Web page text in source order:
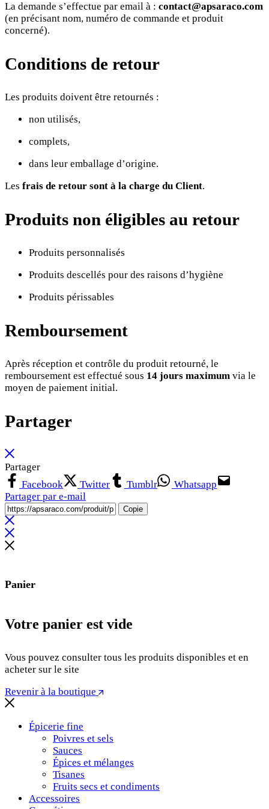
La demande s’effectue par email à : contact@apsaraco.com
(en précisant nom, numéro de commande et produit
concerné).
Conditions de retour
Les produits doivent être retournés :
non utilisés,
complets,
dans leur emballage d’origine.
Les frais de retour sont à la charge du Client.
Produits non éligibles au retour
Produits personnalisés
Produits descellés pour des raisons d’hygiène
Produits périssables
Remboursement
Après réception et contrôle du produit retourné, le
remboursement est effectué sous 14 jours maximum via le
moyen de paiement initial.
Partager
Partager
Facebook
Twitter Tumblr
Whatsapp
Partager par e-mail
Copie
Panier
Votre panier est vide
Vous pouvez consulter tous les produits disponibles et en
acheter sur le site
Revenir à la boutique
Épicerie fine
Poivres et sels
Sauces
Épices et mélanges
Tisanes
Fruits secs et condiments
Accessoires